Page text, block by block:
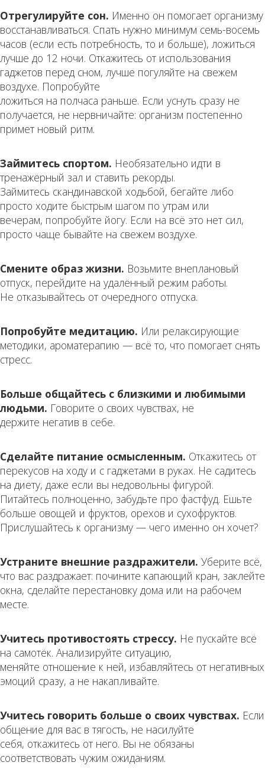
Отрегулируйте сон. Именно он помогает организму
восстанавливаться. Спать нужно минимум семь-восемь
часов (если есть потребность, то и больше), ложиться
лучше до 12 ночи. Откажитесь от использования
гаджетов перед сном, лучше погуляйте на свежем
воздухе. Попробуйте
ложиться на полчаса раньше. Если уснуть сразу не
получается, не нервничайте: организм постепенно
примет новый ритм.
Займитесь спортом. Необязательно идти в
тренажёрный зал и ставить рекорды.
Займитесь скандинавской ходьбой, бегайте либо
просто ходите быстрым шагом по утрам или
вечерам, попробуйте йогу. Если на всё это нет сил,
просто чаще бывайте на свежем воздухе.
Смените образ жизни. Возьмите внеплановый
отпуск, перейдите на удалённый режим работы.
Не отказывайтесь от очередного отпуска.
Попробуйте медитацию. Или релаксирующие
методики, ароматерапию — всё то, что помогает снять
стресс.
Больше общайтесь с близкими и любимыми
людьми. Говорите о своих чувствах, не
держите негатив в себе.
Сделайте питание осмысленным. Откажитесь от
перекусов на ходу и с гаджетами в руках. Не садитесь
на диету, даже если вы недовольны фигурой.
Питайтесь полноценно, забудьте про фастфуд. Ешьте
больше овощей и фруктов, орехов и сухофруктов.
Прислушайтесь к организму — чего именно он хочет?
Устраните внешние раздражители. Уберите всё,
что вас раздражает: почините капающий кран, заклейте
окна, сделайте перестановку дома или на рабочем
месте.
Учитесь противостоять стрессу. Не пускайте всё
на самотёк. Анализируйте ситуацию,
меняйте отношение к ней, избавляйтесь от негативных
эмоций сразу, а не накапливайте.
Учитесь говорить больше о своих чувствах. Если
общение для вас в тягость, не насилуйте
себя, откажитесь от него. Вы не обязаны
соответствовать чужим ожиданиям.